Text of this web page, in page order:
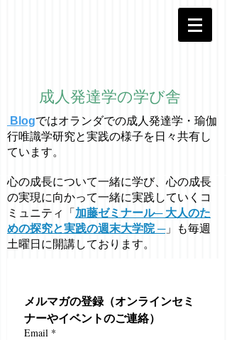
成人発達学の学び舎
Blogではオラ ンダでの成人発達学・ 瑜伽
行唯識学研究と実践の様子を日々共有し
ています。
心の成長について一緒に学び、心の成長
の実現に向かって一緒に実践していくコ
ミュニティ「 加藤ゼミナール─ 大人のた
めの探究と実践の週末大学院 ─」も毎週
土曜日に開講しております。
メルマガの登録（オンラインセミ
ナーやイベントのご連絡）
Email *